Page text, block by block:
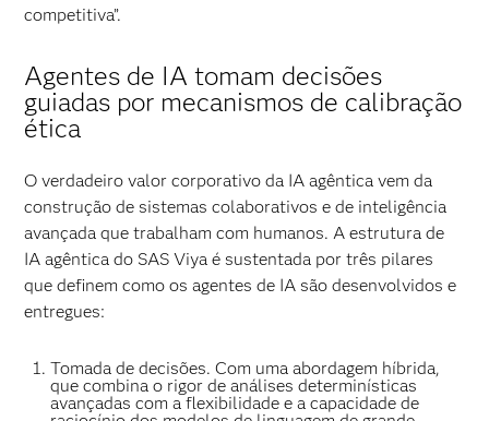
competitiva”.
Agentes de IA tomam decisões
guiadas por mecanismos de calibração
ética
O verdadeiro valor corporativo da IA agêntica vem da
construção de sistemas colaborativos e de inteligência
avançada que trabalham com humanos. A estrutura de
IA agêntica do SAS Viya é sustentada por três pilares
que definem como os agentes de IA são desenvolvidos e
entregues:
Tomada de decisões. Com uma abordagem híbrida,
que combina o rigor de análises determinísticas
avançadas com a flexibilidade e a capacidade de